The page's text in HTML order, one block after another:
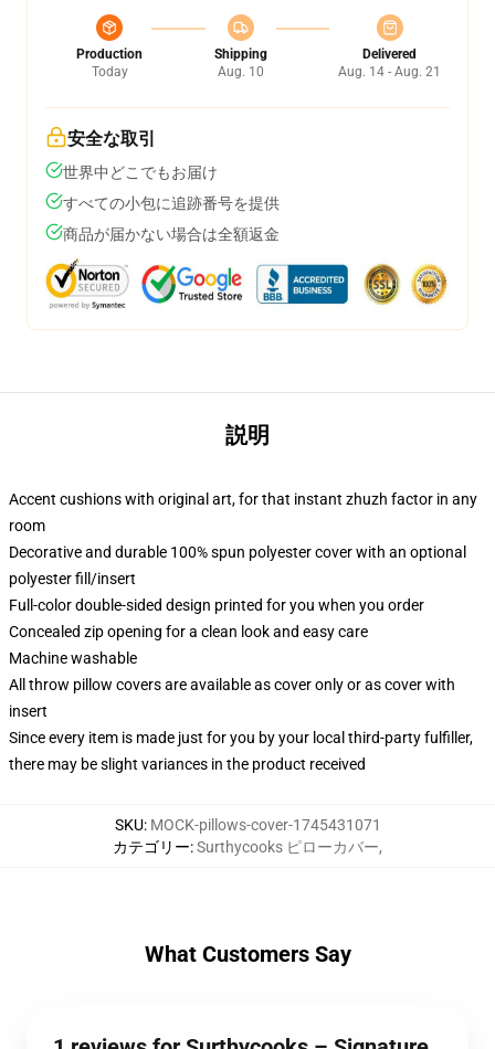
Production
Today
Shipping
Aug. 10
Delivered
Aug. 14 - Aug. 21
安全な取引
世界中どこでもお届け
すべての小包に追跡番号を提供
商品が届かない場合は全額返金
説明
Accent cushions with original art, for that instant zhuzh factor in any
room
Decorative and durable 100% spun polyester cover with an optional
polyester fill/insert
Full-color double-sided design printed for you when you order
Concealed zip opening for a clean look and easy care
Machine washable
All throw pillow covers are available as cover only or as cover with
insert
Since every item is made just for you by your local third-party fulfiller,
there may be slight variances in the product received
SKU: MOCK-pillows-cover-1745431071
カテゴリー:Surthycooks ピローカバー,
What Customers Say